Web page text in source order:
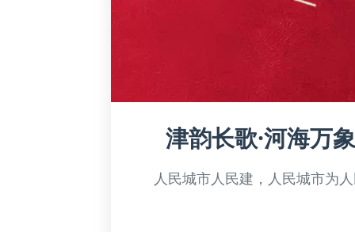
津韵长歌·河海万
人民城市人民建，人民城市为